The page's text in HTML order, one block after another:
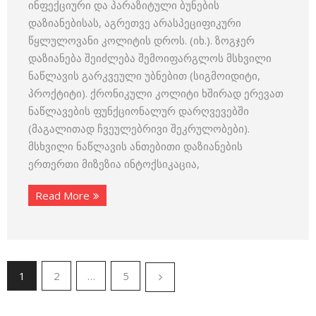
ინფექციური და პარაზიტული ბუნების
დაზიანებისას, აგრეთვე არასპეციფიკური
წყლულოვანი კოლიტის დროს. (იხ.). ზოგჯერ
დაზიანება შეიძლება შემოიფარგლოს მსხვილი
ნაწლავის გარკვეული უბნებით (სიგმოიდიტი,
პროქტიტი). ქრონიკული კოლიტი ხშირად ერევათ
ნაწლავების ფუნქციონალურ დარღვევებში
(მაგალითად ჩვეულებრივი შეკრულობები).
მსხვილი ნაწლავის ანთებითი დაზიანების
ერთერთი მიზეზია ინტოქსიკაცია,
Read More
1 2 … 5